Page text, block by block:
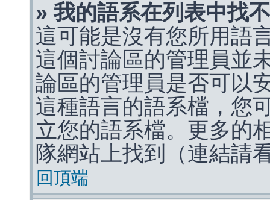
» 我的語系在列表中找
這可能是沒有您所用語
這個討論區的管理員並
論區的管理員是否可以
這種語言的語系檔，您
立您的語系檔。更多的
隊網站上找到（連結請
回頂端